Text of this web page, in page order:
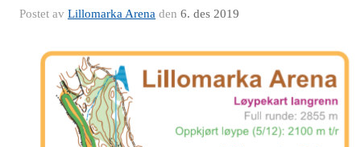
Postet av Lillomarka Arena den 6. des 2019